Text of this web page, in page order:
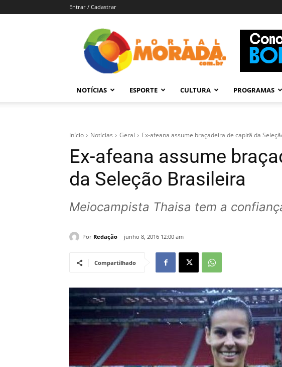
Entrar / Cadastrar
Morada
–
Araraquara
NOTÍCIAS ESPORTE CULTURA PROGRAMAS
Início Notícias Geral Ex-afeana assume braçadeira de capitã da
Ex-afeana assume
da Seleção Brasileira
Meiocampista Thaisa tem a
Por Redação junho 8, 2016 12:00 am
Compartilhado